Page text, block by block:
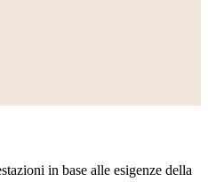
in base alle esigenze della